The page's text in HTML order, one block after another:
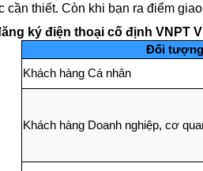
cần thiết. Còn khi bạn ra điểm
ký điện thoại cố định VNPT
Đối tượng
Khách hàng Cá nhân
Khách hàng Doanh nghiệp, cơ